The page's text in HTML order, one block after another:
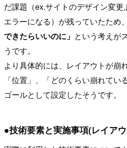
だ課題（ex.サイトのデザイン変
エラーになる）が残っていたため、
できたらいいのに」 という考えが
うです。
より具体的には、レイアウトが崩
「位置」、「どのくらい崩れてい
ゴールとして設定したそうです。
●技術要素と実施事項(レイア